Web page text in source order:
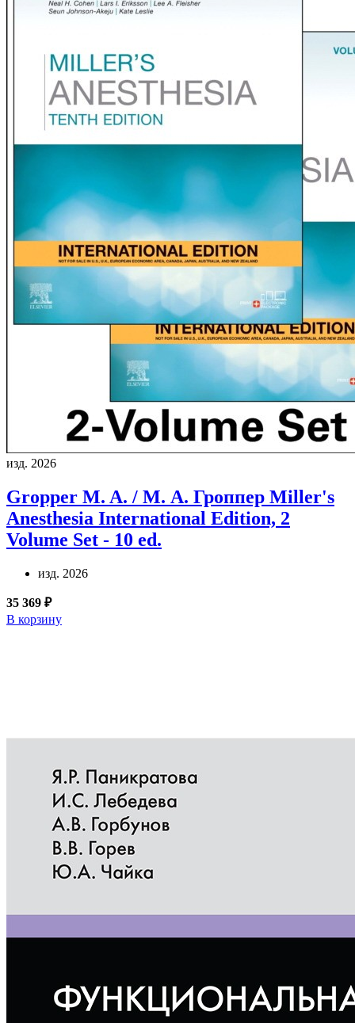
изд. 2026
Gropper M. A. / М. А. Гроппер Miller's
Anesthesia International Edition, 2
Volume Set - 10 ed.
изд. 2026
35 369 ₽
В корзину